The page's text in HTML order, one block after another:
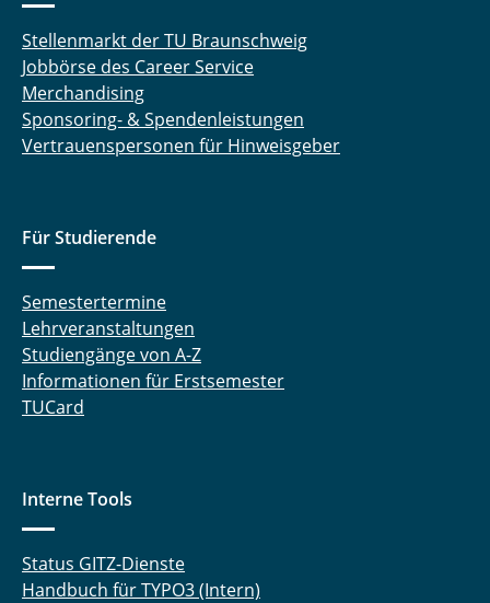
Stellenmarkt der TU Braunschweig
Jobbörse des Career Service
Merchandising
Sponsoring- & Spendenleistungen
Vertrauenspersonen für Hinweisgeber
Für Studierende
Semestertermine
Lehrveranstaltungen
Studiengänge von A-Z
Informationen für Erstsemester
TUCard
Interne Tools
Status GITZ-Dienste
Handbuch für TYPO3 (Intern)